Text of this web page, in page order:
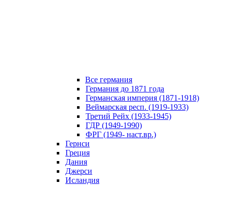
Все германия
Германия до 1871 года
Германская империя (1871-1918)
Веймарская респ. (1919-1933)
Третий Рейх (1933-1945)
ГДР (1949-1990)
ФРГ (1949- наст.вр.)
Гернси
Греция
Дания
Джерси
Исландия